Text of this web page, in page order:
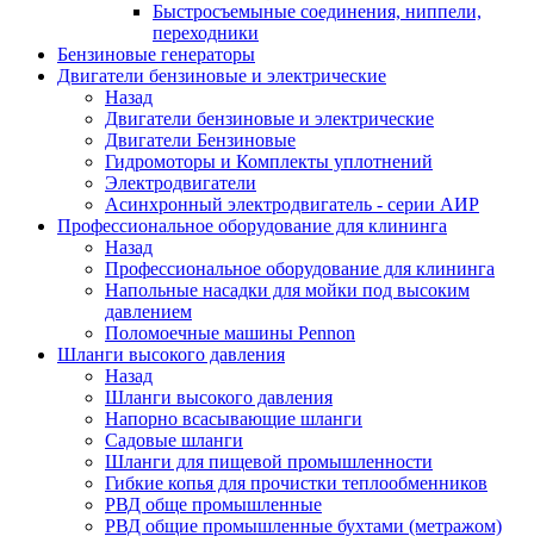
Быстросъемыные соединения, ниппели,
переходники
Бензиновые генераторы
Двигатели бензиновые и электрические
Назад
Двигатели бензиновые и электрические
Двигатели Бензиновые
Гидромоторы и Комплекты уплотнений
Электродвигатели
Асинхронный электродвигатель - серии АИР
Профессиональное оборудование для клининга
Назад
Профессиональное оборудование для клининга
Напольные насадки для мойки под высоким
давлением
Поломоечные машины Pennon
Шланги высокого давления
Назад
Шланги высокого давления
Напорно всасывающие шланги
Садовые шланги
Шланги для пищевой промышленности
Гибкие копья для прочистки теплообменников
РВД обще промышленные
РВД общие промышленные бухтами (метражом)